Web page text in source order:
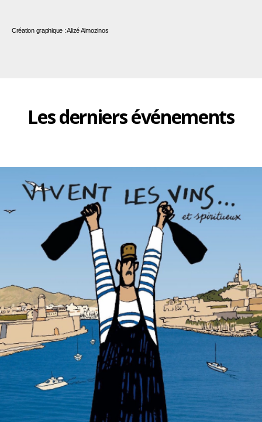
Création graphique : Alizé Almozinos
Les derniers événements